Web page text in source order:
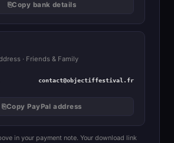
⎘Copy bank details
· Friends & Family
contact@objectiffestival.fr
⎘Copy PayPal address
in your payment note. Your download link